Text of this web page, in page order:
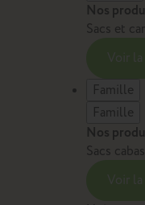
Nos
Sacs et
Famille
Famille
Nos
Sacs cabas